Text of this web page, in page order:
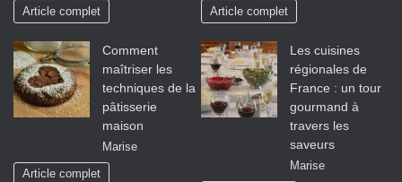
Article complet Article complet
Comment
maîtriser les
techniques de la
pâtisserie
maison
Marise
Article complet
Les cuisines
régionales de
France : un tour
gourmand à
travers les
saveurs
Marise